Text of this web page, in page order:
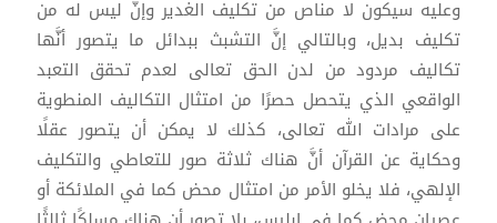
وعليه سيكون لا مناص من تكليف الغدير وإنَّ ليس له من
تكليف بديل، وبالتالي إنَّ التشبث ببدائل ما يتصور أنَّها
تكاليف مردود من لدن الحق تعالى لعدم تحقق التعبد
الواقعي الذي يتحصل حصرًا من امتثال التكاليف المنطوية
على مرادات الله تعالى، كذلك لا يمكن أن يتصور عقلًا
وحكاية عن القرآن أنَّ هناك ثلاثة صور للتعاطي والتكليف
الإلهي، فلا يخلو الأمر من امتثال محض كما في الملائكة أو